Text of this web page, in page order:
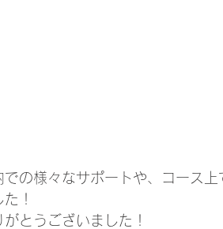
での様々なサポートや、コース
！
がとうございました！